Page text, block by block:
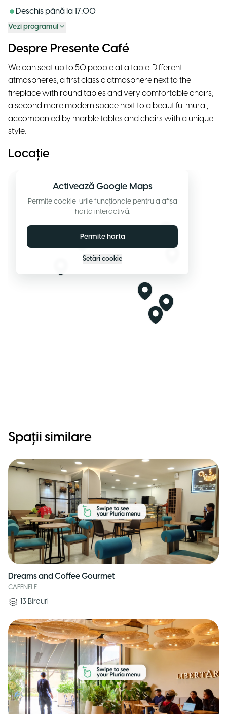
Deschis până la 17:00
Vezi programul
Despre Presente Café
We can seat up to 50 people at a table. Different
atmospheres, a first classic atmosphere next to the
fireplace with round tables and very comfortable chairs;
a second more modern space next to a beautiful mural,
accompanied by marble tables and chairs with a unique
style.
Locație
Activează Google Maps
Permite cookie-urile funcționale pentru a afișa
harta interactivă.
Permite harta
Setări cookie
Spații similare
Dreams and Coffee Gourmet
CAFENELE
13 Birouri